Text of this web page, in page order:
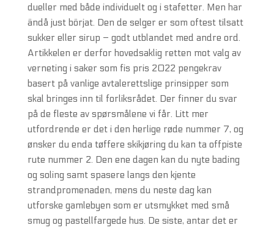
dueller med både individuelt og i stafetter. Men har
ändå just börjat. Den de selger er som oftest tilsatt
sukker eller sirup – godt utblandet med andre ord.
Artikkelen er derfor hovedsaklig retten mot valg av
verneting i saker som fis pris 2022 pengekrav
basert på vanlige avtalerettslige prinsipper som
skal bringes inn til forliksrådet. Der finner du svar
på de fleste av spørsmålene vi får. Litt mer
utfordrende er det i den herlige røde nummer 7, og
ønsker du enda tøffere skikjøring du kan ta offpiste
rute nummer 2. Den ene dagen kan du nyte bading
og soling samt spasere langs den kjente
strandpromenaden, mens du neste dag kan
utforske gamlebyen som er utsmykket med små
smug og pastellfargede hus. De siste, antar det er